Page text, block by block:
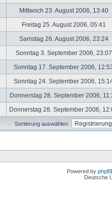
Mittwoch 23. August 2006, 13:40
Freitag 25. August 2006, 05:41
Samstag 26. August 2006, 23:24
Sonntag 3. September 2006,
Sonntag 17. September 2006,
Sonntag 24. September 2006,
Donnerstag 28. September 2006,
Donnerstag 28. September 2006,
Sortierung auswählen:
Powered by
Deutsche